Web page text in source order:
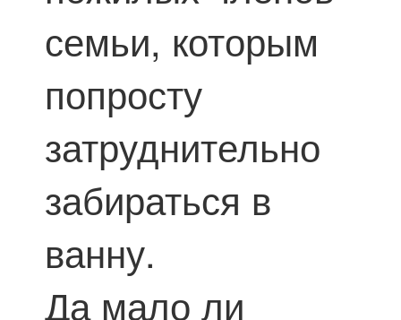
семьи, которым
попросту
затруднительно
забираться в
ванну.
Да мало ли